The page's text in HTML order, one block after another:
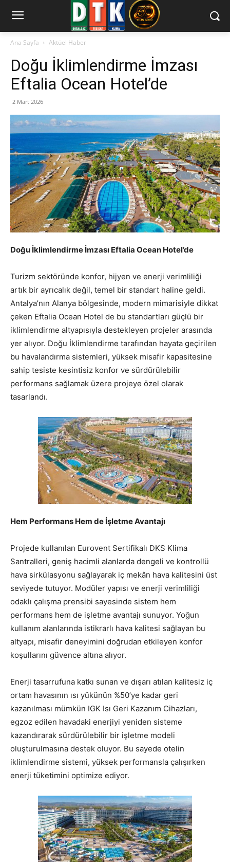
Ana Sayfa Aktüel Haber
Doğu İklimlendirme İmzası
Eftalia Ocean Hotel’de
2 Mart 2026
Doğu İklimlendirme İmzası Eftalia Ocean Hotel’de
Turizm sektöründe konfor, hijyen ve enerji verimliliği
artık bir ayrıcalık değil, temel bir standart haline geldi.
Antalya’nın Alanya bölgesinde, modern mimarisiyle dikkat
çeken Eftalia Ocean Hotel de bu standartları güçlü bir
iklimlendirme altyapısıyla destekleyen projeler arasında
yer alıyor. Doğu İklimlendirme tarafından hayata geçirilen
bu havalandırma sistemleri, yüksek misafir kapasitesine
sahip tesiste kesintisiz konfor ve sürdürülebilir
performans sağlamak üzere projeye özel olarak
tasarlandı.
Hem Performans Hem de İşletme Avantajı
Projede kullanılan Eurovent Sertifikalı DKS Klima
Santralleri, geniş hacimli alanlarda dengeli ve kontrollü
hava sirkülasyonu sağlayarak iç mekân hava kalitesini üst
seviyede tutuyor. Modüler yapısı ve enerji verimliliği
odaklı çalışma prensibi sayesinde sistem hem
performans hem de işletme avantajı sunuyor. Yoğun
kullanım alanlarında istikrarlı hava kalitesi sağlayan bu
altyapı, misafir deneyimini doğrudan etkileyen konfor
koşullarını güvence altına alıyor.
Enerji tasarrufuna katkı sunan ve dışarı atılan kalitesiz iç
ortam havasının ısı yükünün %50’ye kadar geri
kazanılması mümkün IGK Isı Geri Kazanım Cihazları,
egzoz edilen havadaki enerjiyi yeniden sisteme
kazandırarak sürdürülebilir bir işletme modeli
oluşturulmasına destek oluyor. Bu sayede otelin
iklimlendirme sistemi, yüksek performansla çalışırken
enerji tüketimini optimize ediyor.